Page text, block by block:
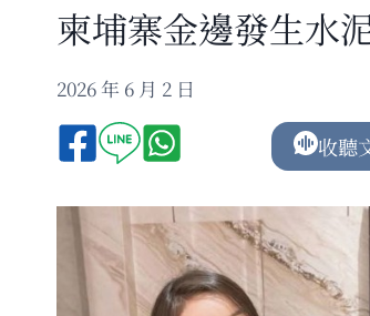
柬埔寨金邊發生水
2026 年 6 月 2 日
收聽